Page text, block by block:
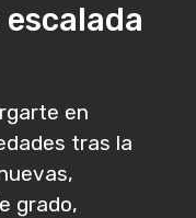
escalada
en
tras la
grado,